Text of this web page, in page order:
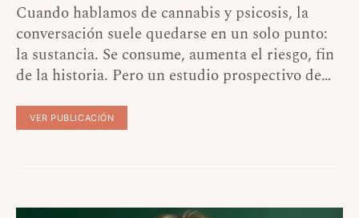
Cuando hablamos de cannabis y psicosis, la
conversación suele quedarse en un solo punto:
la sustancia. Se consume, aumenta el riesgo, fin
de la historia. Pero un estudio prospectivo de…
VER PUBLICACIÓN